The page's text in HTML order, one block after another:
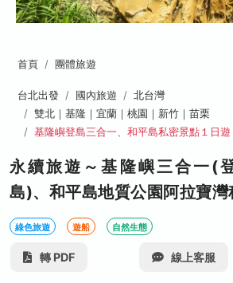
首頁 團體旅遊
台北出發 國內旅遊
北台灣
雙北｜基隆｜宜蘭｜桃園｜新竹｜苗栗
基隆嶼登島三合一、和平島私密景點１日遊
永續旅遊～基隆嶼三合一(
島)、和平島地質公園阿拉寶灣
綠色旅遊 遊船 自然生態
轉 PDF 線上客服